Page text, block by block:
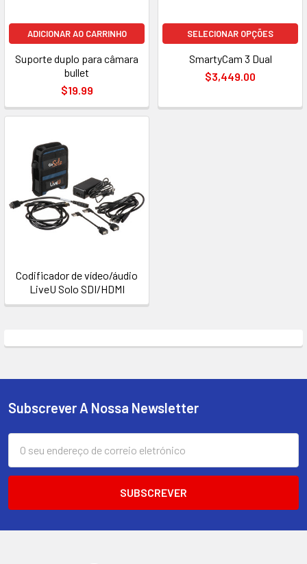
ADICIONAR AO CARRINHO
Suporte duplo para câmara
bullet
$19.99
SELECIONAR OPÇÕES
SmartyCam 3 Dual
$3,449.00
Codificador de vídeo/áudio
LiveU Solo SDI/HDMI
Rodapé
Subscrever A Nossa Newsletter
correio